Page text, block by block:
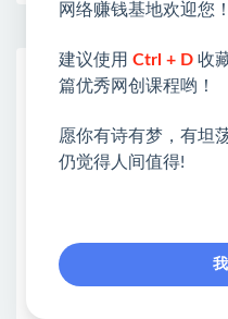
网赚基地简介
❤本站：本站整合多方
类&副业类，资源丰富
❤本站为众多团队提供
开启网络之门，广受好评
网络赚钱基地欢迎您！
建议使用 Ctrl + D 收
篇优秀网创课程哟！
愿你有诗有梦，有坦
仍觉得人间值得!